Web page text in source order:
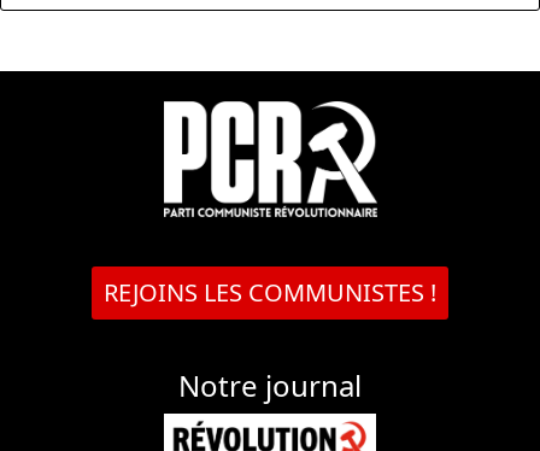
REJOINS LES COMMUNISTES !
Notre journal